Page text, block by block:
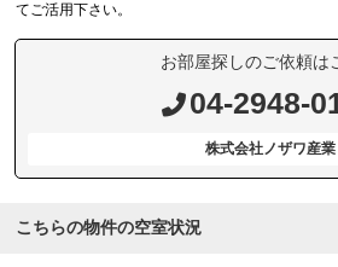
てご活用下さい。
お部屋探しのご依頼は
04-2948-
株式会社ノザワ産業
こちらの物件の空室状況